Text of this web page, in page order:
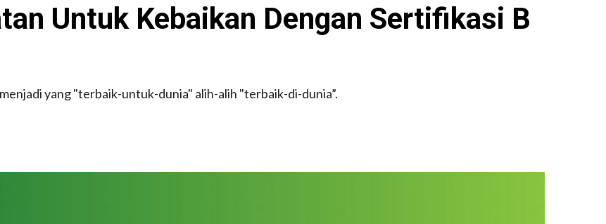
Untuk Kebaikan Dengan Sertifikasi B
yang "terbaik-untuk-dunia" alih-alih "terbaik-di-dunia”.